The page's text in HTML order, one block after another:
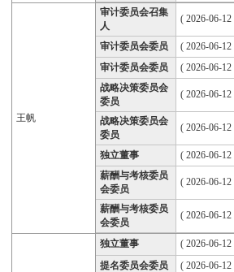
王帆
审计委员会召集
人
( 2026-06-
审计委员会委员
( 2026-06-
审计委员会委员
( 2026-06-
战略决策委员会
委员
( 2026-06-
战略决策委员会
委员
( 2026-06-
独立董事
( 2026-06-
薪酬与考核委员
会委员
( 2026-06-
薪酬与考核委员
会委员
( 2026-06-
独立董事
( 2026-06-
提名委员会委员
( 2026-06-